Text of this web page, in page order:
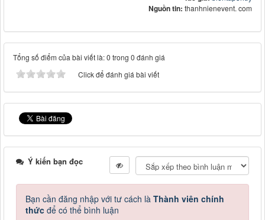
Nguồn tin: thanhnienevent. com
Tổng số điểm của bài viết là: 0 trong 0 đánh giá
Click để đánh giá bài viết
Ý kiến bạn đọc
Bạn cần đăng nhập với tư cách là Thành viên chính
thức để có thể bình luận